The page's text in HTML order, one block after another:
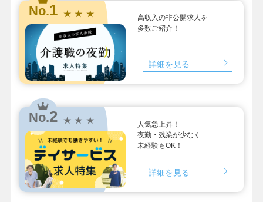
No.1 ★ ★ ★
高収入の非公開求人を
多数ご紹介！
詳細を見る
No.2 ★ ★ ★
人気急上昇！
夜勤・残業が少なく
未経験もOK！
詳細を見る